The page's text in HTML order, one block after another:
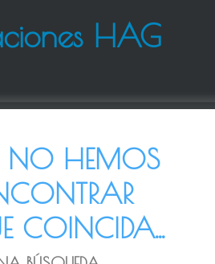
HAG
NO HEMOS
COINCIDA...